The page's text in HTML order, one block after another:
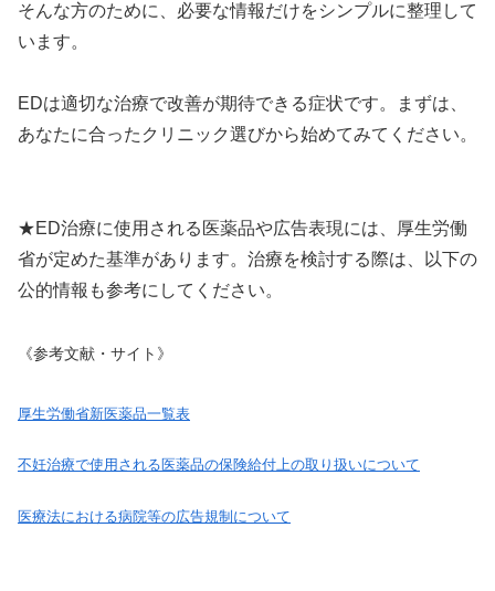
そんな方のために、必要な情報だけをシンプルに整理して
います。
EDは適切な治療で改善が期待できる症状です。まずは、
あなたに合ったクリニック選びから始めてみてください。
★ED治療に使用される医薬品や広告表現には、厚生労働
省が定めた基準があります。治療を検討する際は、以下の
公的情報も参考にしてください。
《参考文献・サイト》
厚生労働省新医薬品一覧表
不妊治療で使用される医薬品の保険給付上の取り扱いについて
医療法における病院等の広告規制について